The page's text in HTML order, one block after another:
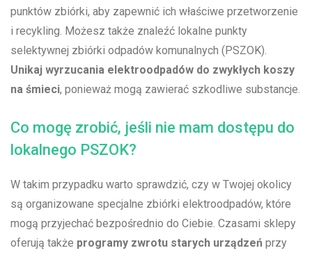
punktów zbiórki, aby zapewnić ich właściwe przetworzenie⁢
i recykling. Możesz także znaleźć lokalne punkty
selektywnej zbiórki odpadów komunalnych (PSZOK). ⁢
Unikaj wyrzucania ⁢elektroodpadów do‍ zwykłych koszy
na śmieci, ponieważ mogą‍ zawierać szkodliwe substancje.
Co mogę zrobić, jeśli nie mam dostępu do
lokalnego PSZOK?
W takim przypadku warto sprawdzić, czy w ⁤Twojej​ okolicy
są organizowane specjalne zbiórki​ elektroodpadów, które
mogą przyjechać bezpośrednio do Ciebie. Czasami⁤ sklepy
oferują także programy zwrotu starych urządzeń przy